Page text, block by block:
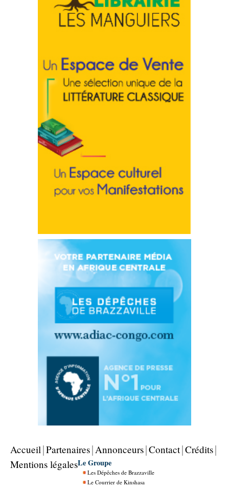
Accueil Partenaires Annonceurs Contact Crédits
Mentions légalesLe Groupe
Les Dépêches de Brazzaville
Le Courrier de Kinshasa